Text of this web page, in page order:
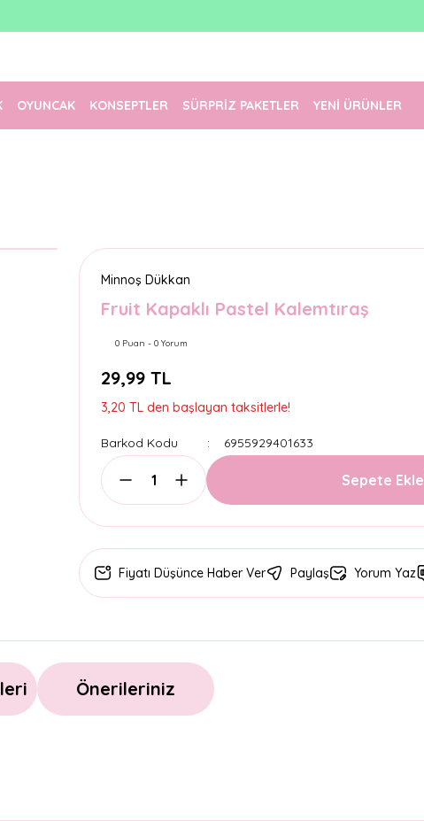
TL Üzeri Ücretsiz Kargo
OYUNCAK KONSEPTLER SÜRPRİZ PAKETLER YENİ ÜRÜNLER
Minnoş Dükkan
Fruit Kapaklı Pastel Kalemtıraş
0 Puan - 0 Yorum
29,99 TL
3,20 TL den başlayan taksitlerle!
Barkod Kodu 6955929401633
Sepete Ekle
Fiyatı Düşünce Haber Ver Paylaş Yorum Yaz
Önerileriniz